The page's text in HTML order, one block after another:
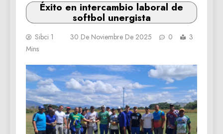
Éxito en intercambio laboral de
softbol unergista
Sibci 1 30 De Noviembre De 2025 0
3
Mins